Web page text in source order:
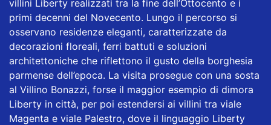
villini Liberty realizzati tra la fine dell’Ottocento e i
primi decenni del Novecento. Lungo il percorso si
osservano residenze eleganti, caratterizzate da
decorazioni floreali, ferri battuti e soluzioni
architettoniche che riflettono il gusto della borghesia
parmense dell’epoca. La visita prosegue con una sosta
al Villino Bonazzi, forse il maggior esempio di dimora
Liberty in città, per poi estendersi ai villini tra viale
Magenta e viale Palestro, dove il linguaggio Liberty